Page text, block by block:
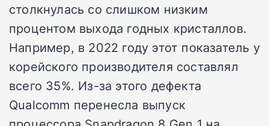
столкнулась со слишком низким
процентом выхода годных кристаллов.
Например, в 2022 году этот показатель у
корейского производителя составлял
всего 35%. Из-за этого дефекта
Qualcomm перенесла выпуск